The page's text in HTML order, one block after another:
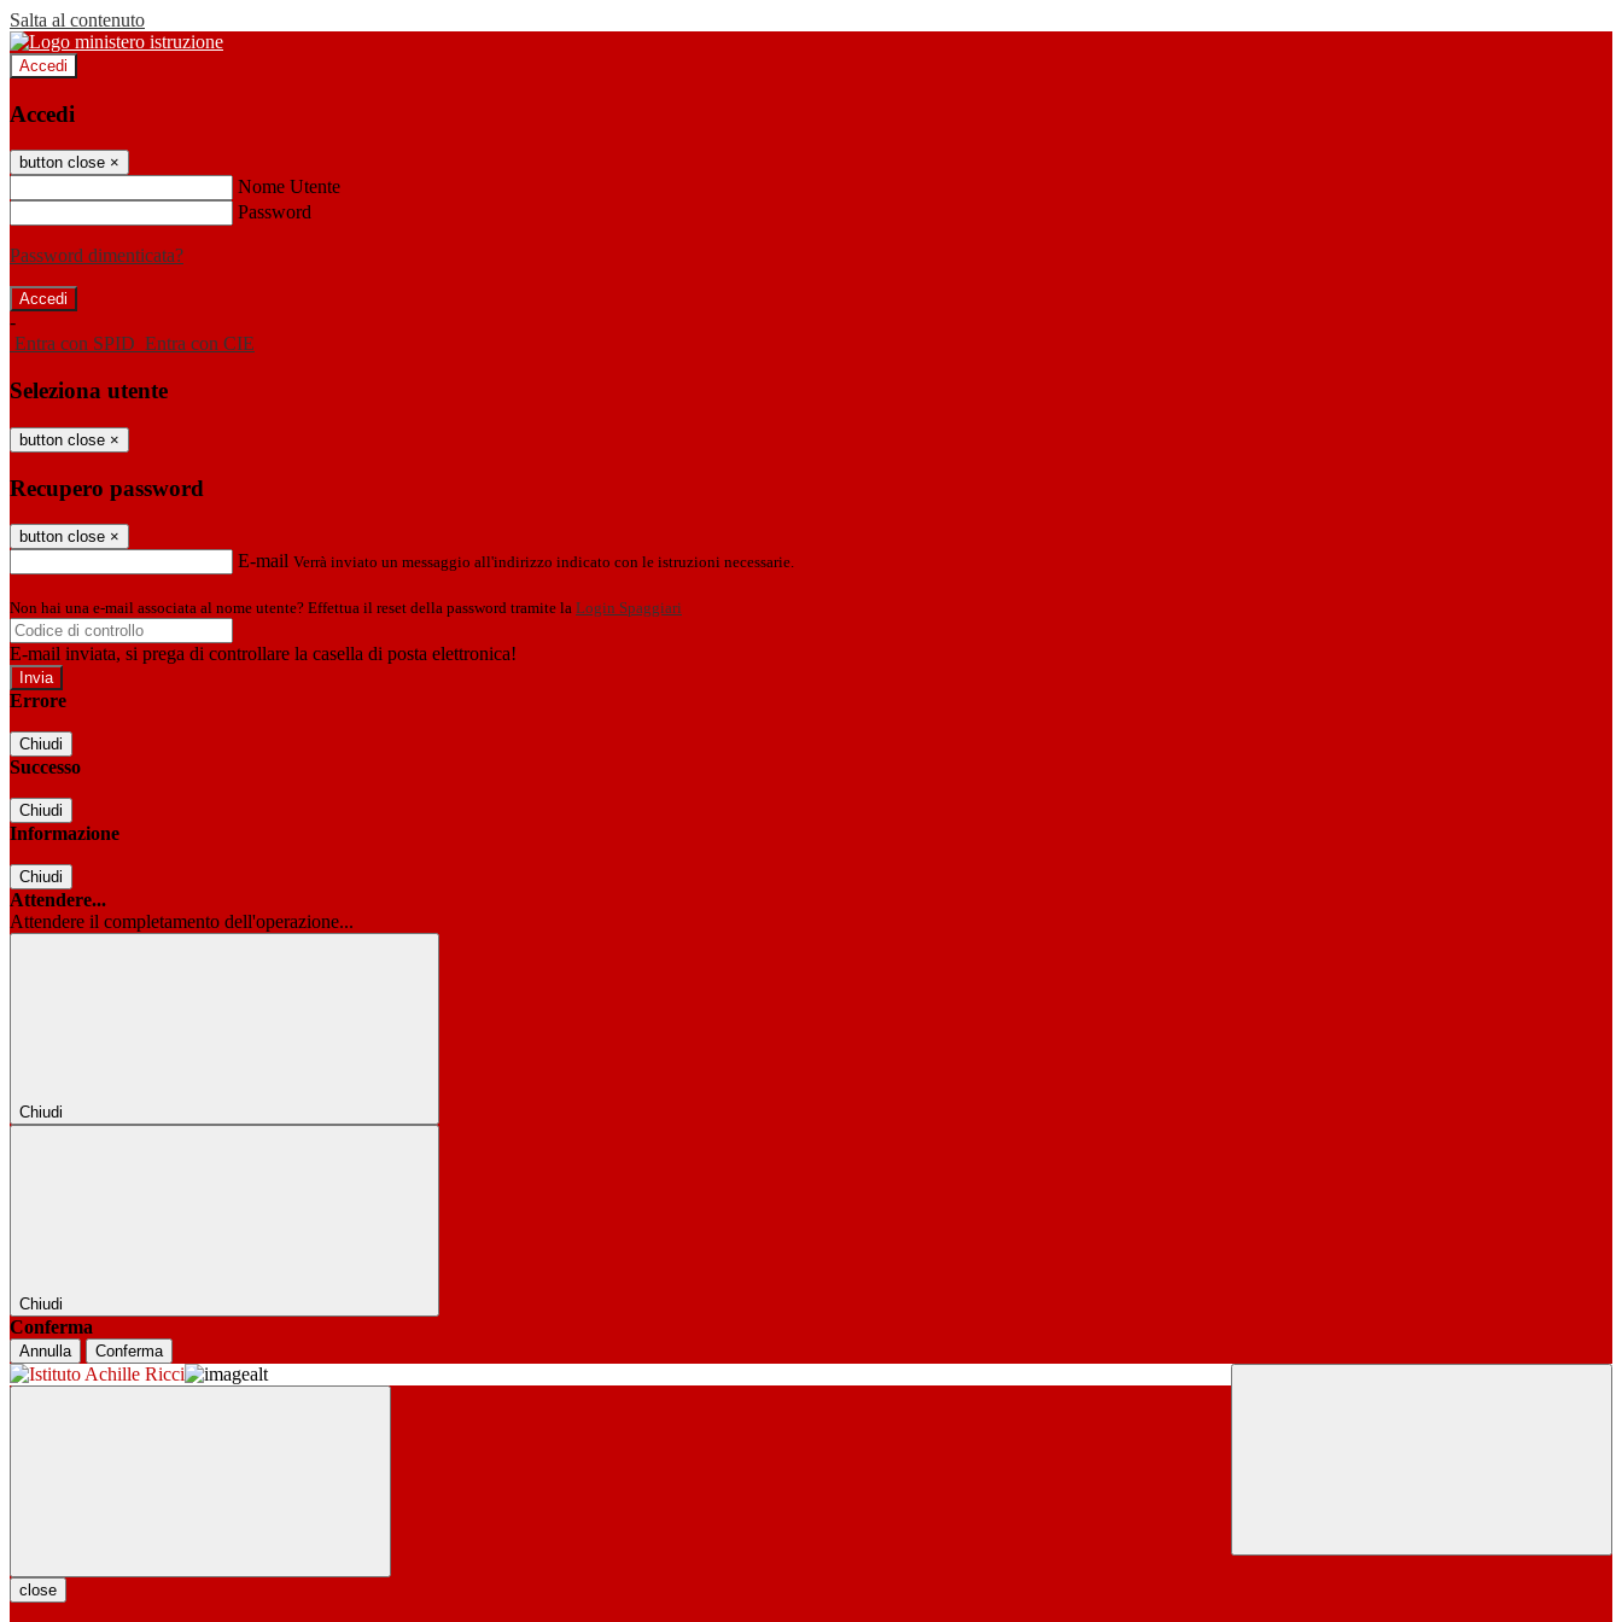
Salta al contenuto
Accedi
Accedi
button close ×
Nome Utente
Password
Password dimenticata?
-
Entra con SPID Entra con CIE
Seleziona utente
button close ×
Recupero password
button close ×
E-mail Verrà inviato un messaggio all'indirizzo indicato con le istruzioni necessarie.
Non hai una e-mail associata al nome utente? Effettua il reset della password tramite la Login Spaggiari
E-mail inviata, si prega di controllare la casella di posta elettronica!
Errore
Chiudi
Successo
Chiudi
Informazione
Chiudi
Attendere...
Attendere il completamento dell'operazione...
Chiudi
Chiudi
Conferma
Annulla Conferma
close